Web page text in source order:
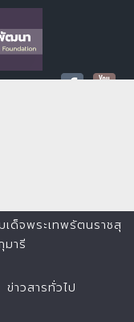
เด็จพระเทพรัตนราชสุ
มารี
ข่าวสารทั่วไป